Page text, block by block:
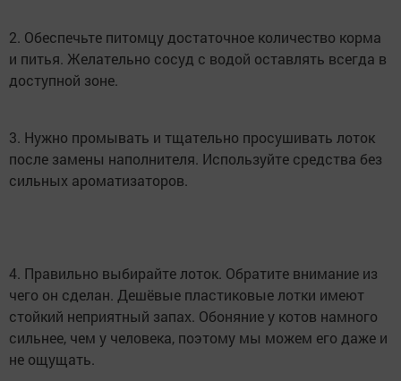
2. Обеспечьте питомцу достаточное количество корма
и питья. Желательно сосуд с водой оставлять всегда в
доступной зоне.
3. Нужно промывать и тщательно просушивать лоток
после замены наполнителя. Используйте средства без
сильных ароматизаторов.
4. Правильно выбирайте лоток. Обратите внимание из
чего он сделан. Дешёвые пластиковые лотки имеют
стойкий неприятный запах. Обоняние у котов намного
сильнее, чем у человека, поэтому мы можем его даже и
не ощущать.